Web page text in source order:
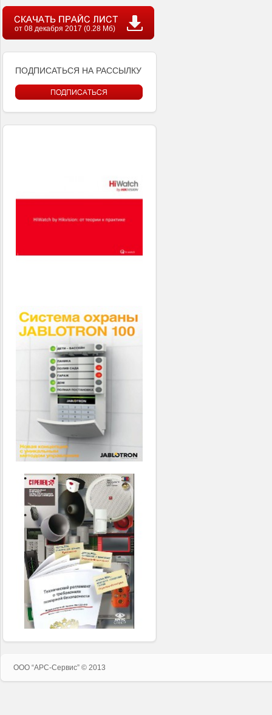
от 08 декабря 2017 (0.28 Мб)
ПОДПИСАТЬСЯ НА РАССЫЛКУ
ООО “APC-Сервис” © 2013